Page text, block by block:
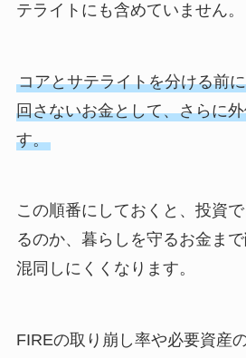
テライトにも含めていません。
コアとサテライトを分ける前
回さないお金として、さらに
す。
この順番にしておくと、投資
るのか、暮らしを守るお金ま
混同しにくくなります。
FIREの取り崩し率や必要資産